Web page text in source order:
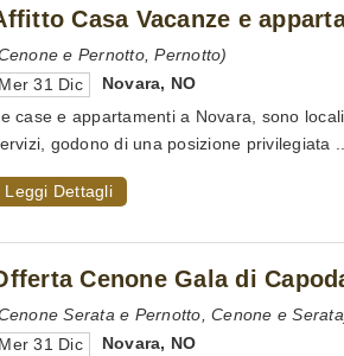
Casa Vacanze e
e Pernotto, Pernotto)
Mer 31 Dic
Novara, NO
case e appartamenti a Novara, sono
godono di una posizione privilegiata ...
Leggi Dettagli
Cenone Gala di
Serata e Pernotto, Cenone e
Mer 31 Dic
Novara, NO